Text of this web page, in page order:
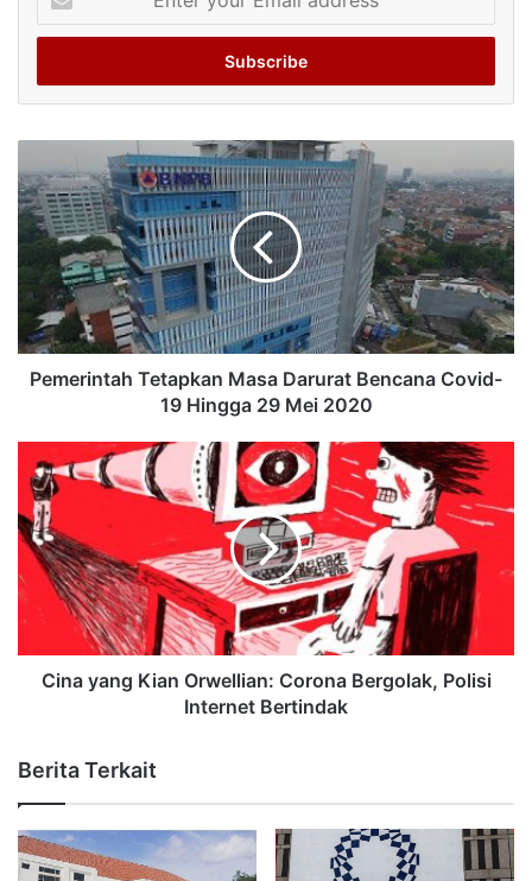
your
Email
Pemerintah Tetapkan Masa Darurat Bencana Covid-
19 Hingga 29 Mei 2020
Cina yang Kian Orwellian: Corona Bergolak, Polisi
Internet Bertindak
Berita Terkait